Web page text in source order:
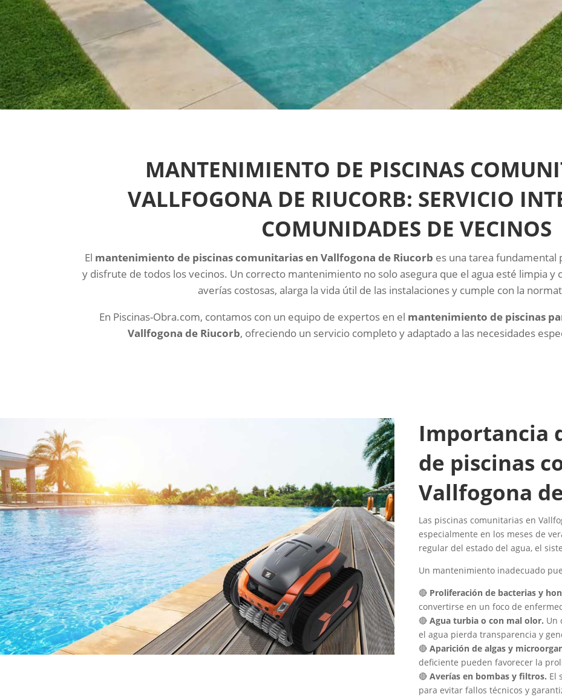
MANTENIMIENTO DE PISCINAS
VALLFOGONA DE RIUCORB: SERVICIO
COMUNIDADES DE VECINOS
El mantenimiento de piscinas comunitarias en Vallfogona de Riucorb es una tarea fundamental
y disfrute de todos los vecinos. Un correcto mantenimiento no solo asegura que el agua esté limpia y
averías costosas, alarga la vida útil de las instalaciones y cumple con la
En Piscinas-Obra.com, contamos con un equipo de expertos en el mantenimiento de piscinas
Vallfogona de Riucorb, ofreciendo un servicio completo y adaptado a las necesidades
Importancia
de piscinas
Vallfogona
Las piscinas comunitarias en
especialmente en los meses de
regular del estado del agua, el
Un mantenimiento inadecuado
🔴 Proliferación de bacterias y
convertirse en un foco de
🔴Agua turbia o con mal olor. Un
el agua pierda transparencia y
🔴Aparición de algas y
deficiente pueden favorecer la
🔴Averías en bombas y filtros. El
para evitar fallos técnicos y